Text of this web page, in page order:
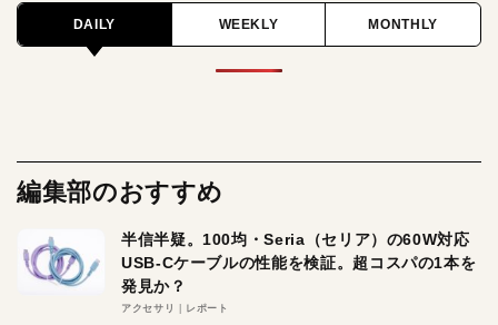
DAILY WEEKLY MONTHLY
編集部のおすすめ
半信半疑。100均・Seria（セリア）の60W対応
USB-Cケーブルの性能を検証。超コスパの1本を
発見か？
アクセサリ レポート